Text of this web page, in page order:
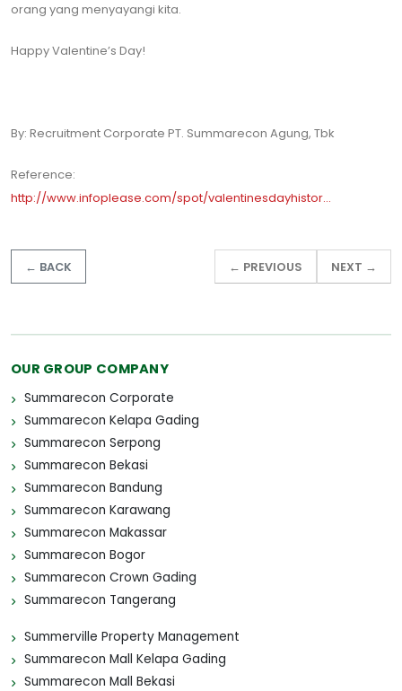
orang yang menyayangi kita.
Happy Valentine’s Day!
By: Recruitment Corporate PT. Summarecon Agung, Tbk
Reference:
http://www.infoplease.com/spot/valentinesdayhistor...
← BACK ← PREVIOUS NEXT →
OUR GROUP COMPANY
Summarecon Corporate
Summarecon Kelapa Gading
Summarecon Serpong
Summarecon Bekasi
Summarecon Bandung
Summarecon Karawang
Summarecon Makassar
Summarecon Bogor
Summarecon Crown Gading
Summarecon Tangerang
Summerville Property Management
Summarecon Mall Kelapa Gading
Summarecon Mall Bekasi